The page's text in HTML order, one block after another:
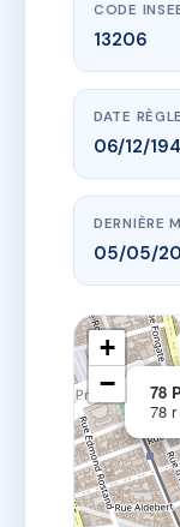
CODE
13206
DATE
06/12/
DERNIÈRE
05/05/
78
78
+
−